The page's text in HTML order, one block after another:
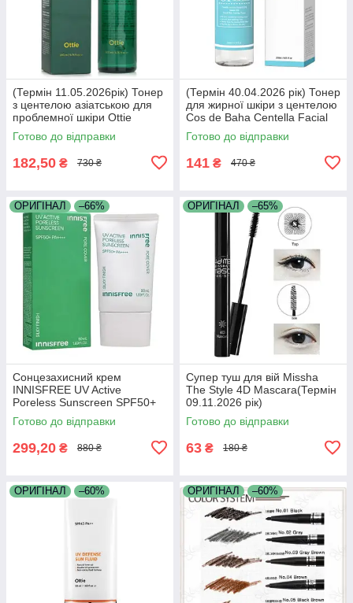
(Термін 11.05.2026рік) Тонер
з центелою азіатською для
проблемної шкіри Ottie
Cicacera 83 Solution Toner
200мл
Готово до відправки
182,50 ₴ 730 ₴
(Термін 40.04.2026 рік) Тонер
для жирної шкіри з центелою
Cos de Baha Centella Facial
Toner 200 мл
Готово до відправки
141 ₴ 470 ₴
ОРИГІНАЛ –66%
Сонцезахисний крем
INNISFREE UV Active
Poreless Sunscreen SPF50+
PA (Термін 22.06.2026 р)
Готово до відправки
299,20 ₴ 880 ₴
ОРИГІНАЛ –65%
Супер туш для вій Missha
The Style 4D Mascara(Термін
09.11.2026 рік)
Готово до відправки
63 ₴ 180 ₴
ОРИГІНАЛ –60% ОРИГІНАЛ –60%